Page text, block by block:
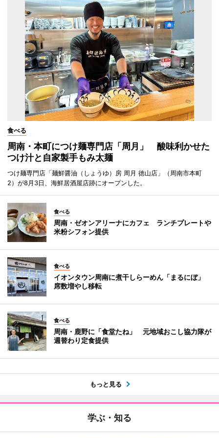
食べる
周南・本町につけ麺専門店「周月」 酸味利かせた
つけ汁と自家製手もみ太麺
つけ麺専門店「麺鮮醤油（しょうゆ）房 周月 徳山店」（周南市本町
2）が8月3日、海鮮居酒屋店跡にオープンした。
食べる
周南・ゼオンアリーナにカフェ ランチプレートや
米粉シフォン提供
食べる
イオンタウン周南に煮干しらーめん「まるにぼ」
席数増やし移転
食べる
周南・鹿野に「食堂たね」 元地域おこし協力隊が
週替わり定食提供
もっと見る
学ぶ・知る